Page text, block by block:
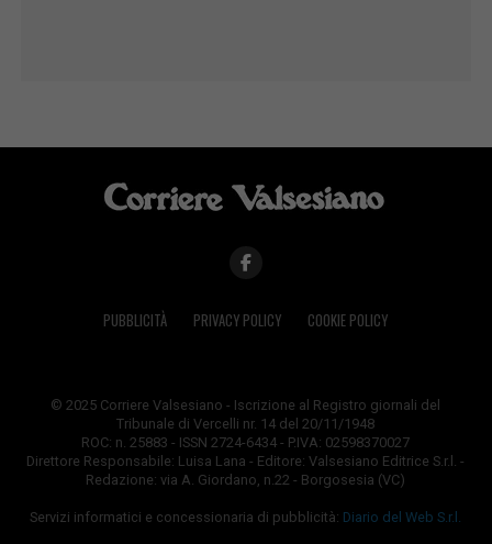
PUBBLICITÀ PRIVACY POLICY COOKIE POLICY
© 2025 Corriere Valsesiano - Iscrizione al Registro giornali del
Tribunale di Vercelli nr. 14 del 20/11/1948
ROC: n. 25883 - ISSN 2724-6434 - P.IVA: 02598370027
Direttore Responsabile: Luisa Lana - Editore: Valsesiano Editrice S.r.l. -
Redazione: via A. Giordano, n.22 - Borgosesia (VC)
Servizi informatici e concessionaria di pubblicità: Diario del Web S.r.l.